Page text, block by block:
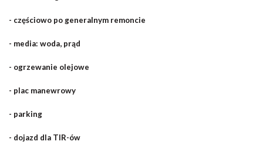
- częściowo po generalnym remoncie
- media: woda, prąd
- ogrzewanie olejowe
- plac manewrowy
- parking
- dojazd dla TIR-ów